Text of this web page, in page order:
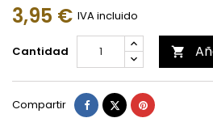
3,95 € IVA incluido
Cantidad 
Compartir Compartir
TuitearPinterest